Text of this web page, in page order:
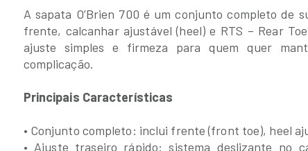
A sapata O’Brien 700 é um conjunto completo de
frente, calcanhar ajustável (heel) e RTS – Rear
ajuste simples e firmeza para quem quer
complicação.
Principais Características
• Conjunto completo: inclui frente (front toe), heel
• Ajuste traseiro rápido: sistema deslizante no